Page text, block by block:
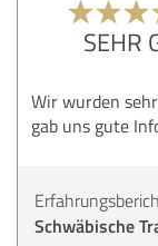
SEHR
Wir wurden
gab uns gute
Schwäbische